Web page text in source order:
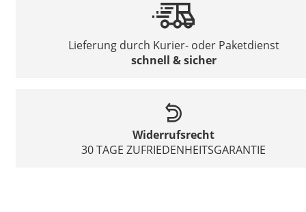
Lieferung durch Kurier- oder Paketdienst
schnell & sicher
Widerrufsrecht
30 TAGE ZUFRIEDENHEITSGARANTIE